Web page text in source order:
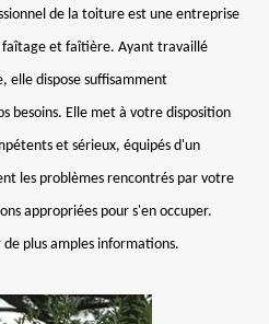
de la toiture est une entreprise
et faîtière. Ayant travaillé
elle dispose suffisamment
besoins. Elle met à votre disposition
et sérieux, équipés d'un
les problèmes rencontrés par votre
appropriées pour s'en occuper.
plus amples informations.